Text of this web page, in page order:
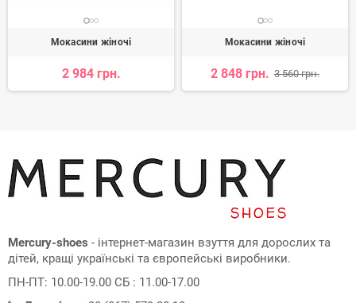
Мокасини жіночі
2 984 грн.
Мокасини жіночі
2 848 грн. 3 560 грн.
Mercury-shoes - інтернет-магазин взуття для дорослих та
дітей, кращі українські та європейські виробники.
ПН-ПТ: 10.00-19.00 СБ : 11.00-17.00